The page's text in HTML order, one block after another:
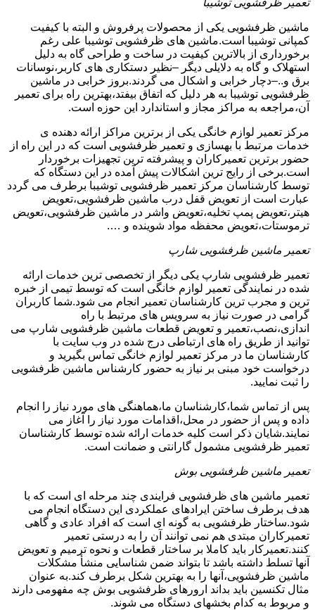
تعمیر ظرفشویی توشیبا
ماشین ظرفشویی یکی از محصولات پرفروش و البته با کیفیت
کمپانی توشیبا است.ماشین های ظرفشویی توشیبا علی رغم
برخورداری از بالاترین کیفیت در ساخت و طراحی گاه به دلیل
استهلاک و گاه به دلایلی دیگر –نظیر دستکاری های کاربر،نوسانات
برق و..–دچار خرابی و اشکال می گردند.بروز خرابی در ماشین
ظرفشویی توشیبا به هر دلیل که اتفاق بیفتد،بهترین راه برای تعمیر
آن،مراجعه به مراکز مجاز و استاندارد این حوزه است.
مرکز تعمیر لوازم خانگی یکی از برترین مراکز ارائه دهنده ی
خدمات مرتبط با بهسازی و تعمیر ظرفشویی است که در این راه از
حضور برترین تعمیرکاران و پیشرفته ترین تجهیزات برخوردار
است.برخی از رایج ترین اشکالات پیش آمده در این دستگاه که
توسط کارشناسان مرکز تعمیر ظرفشویی توشیبا برطرف می گردد
عبارت است از تعویض قفل درب ماشین ظرفشویی،تعویض
هیتر،تعویض پمپ تخلیه،تعویض واشر در ماشین ظرفشویی،تعویض
ترموستات،تعویض محفظه مواد شوینده و ….
تعمیر ماشین ظرفشویی شارپ
تعمیر ظرفشویی شارپ یکی دیگر از تخصصی ترین خدمات ارائه
شده در نمایندگی تعمیر لوازم خانگی است که توسط تیمی از خبره
ترین و مجرب ترین کارشناسان تعمیر انجام می شود.شما کاربران
گرامی در صورت نیاز به سرویس های مرتبط با راه
اندازی،نصب،تعمیر و تعویض قطعات ماشین ظرفشویی شارپ می
توانید از طریق راه های ارتباطی درج شده در وب سایت با
کارشناسان ما در مرکز تعمیر لوازم خانگی تماس بگیرید و
درخواست خود مبنی بر نیاز به حضور کارشناس ماشین ظرفشویی
را ثبت نمایید.
پس از تماس شما،کارشناسان ما،هماهنگی های مورد نیاز را انجام
داده و پس از حضور در محل،اقدامات مورد نیاز را آغاز می
نمایند.شایان ذکر است کلیه خدمات ارائه شده توسط کارشناسان
تعمیر ظرفشویی مشمول گارانتی و ضمانت است.
تعمیر ماشین ظرفشویی بوش
تعمیر ماشین های ظرفشویی فرایندی چند مرحله ای است که با
هدف برطرف ساختن ایرادهای عملکردی این دستگاه انجام می
شود.ساختار ظرفشویی به گونه ای است که افراد عادی و گاهی
تعمیرکاران مبتدی هم نمی توانند آن را به درستی تعمیر
کنند.تعمیرکار باید کاملا بر ساختار قطعات و نحوه ترمیم و تعویض
آنها تسلط داشته باشد تا بتواند ضمن شناسایی منشأ مشکلات
ماشین ظرفشویی،آنها را به بهترین شکل برطرف کند.به عنوان
مثال تکنسین باید بداند ارورهای ظرفشویی بوش چه مفهومی دارند
و مربوط به کدام بخشهای دستگاه می شوند.